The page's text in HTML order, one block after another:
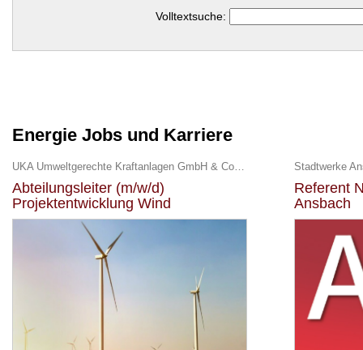
Volltextsuche:
Energie Jobs und Karriere
UKA Umweltgerechte Kraftanlagen GmbH & Co. KG
Abteilungsleiter (m/w/d)
Projektentwicklung Wind
Stadtwerke
Referent
Ansbach